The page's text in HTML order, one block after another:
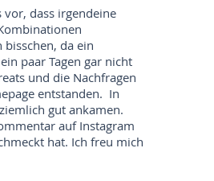
dass irgendeine
da ein
paar Tagen gar nicht
und die Nachfragen
entstanden. In
gut ankamen.
auf Instagram
hat. Ich freu mich